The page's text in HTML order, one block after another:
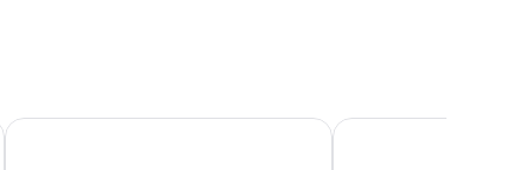
Novotel Paris Charenton Le Pont Aparthotel Adagio